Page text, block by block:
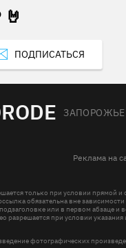
ПОДПИСАТЬСЯ
ЗАПОРОЖЬЕ
Реклама на
только при условии прямой
обязательна вне
или в первом абзаце и
разрешается при условии указания
фотографических